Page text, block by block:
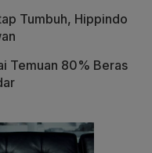
Tumbuh, Hippindo
Temuan 80% Beras